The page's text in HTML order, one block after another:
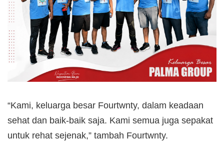
“Kami, keluarga besar Fourtwnty, dalam keadaan
sehat dan baik-baik saja. Kami semua juga sepakat
untuk rehat sejenak,” tambah Fourtwnty.